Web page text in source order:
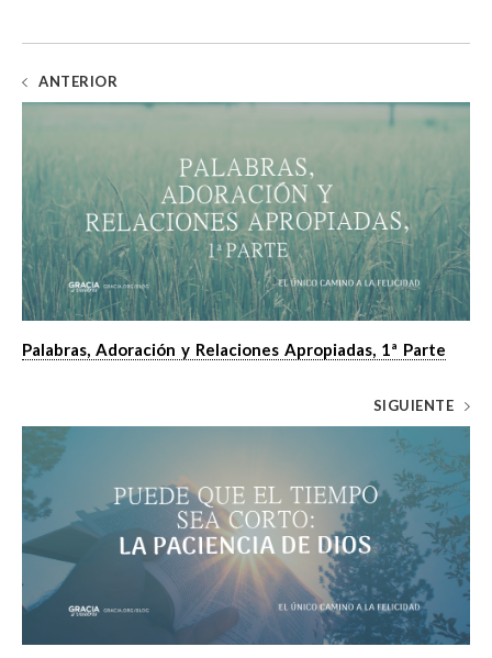
ANTERIOR
Palabras, Adoración y Relaciones Apropiadas, 1ª Parte
SIGUIENTE